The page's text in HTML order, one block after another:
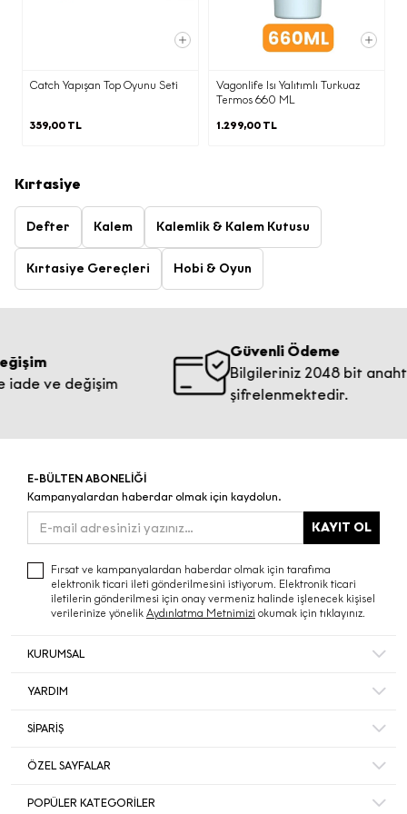
Catch Yapışan Top Oyunu Seti
359,00 TL
Vagonlife Isı Yalıtımlı Turkuaz
Termos 660 ML
1.299,00 TL
Kırtasiye
Defter Kalem Kalemlik & Kalem Kutusu
Kırtasiye Gereçleri Hobi & Oyun
değişim
Güvenli Ödeme
Bilgileriniz 2048 bit anahtar ile
şifrelenmektedir.
E-BÜLTEN ABONELİĞİ
Kampanyalardan haberdar olmak için kaydolun.
KAYIT OL
Fırsat ve kampanyalardan haberdar olmak için tarafıma
elektronik ticari ileti gönderilmesini istiyorum. Elektronik ticari
iletilerin gönderilmesi için onay vermeniz halinde işlenecek kişisel
verilerinize yönelik Aydınlatma Metnimizi okumak için tıklayınız.
kapsamında vermiş olduğunuz onayınızı
kvkk@ecrou.comadresine
e-posta göndererek geri alabilirsiniz.
KURUMSAL
Mağazalar
Ecrou’da Kariyer ve İş Başvurusu
YARDIM
Sıkça Sorulan Sorular
Gizlilik ve Güvenlik
Kişisel Veriler Politikası
SİPARİŞ
Favorileriniz
ÖZEL SAYFALAR
POPÜLER KATEGORİLER